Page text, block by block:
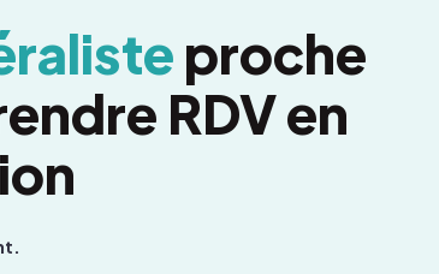
proche
RDV en